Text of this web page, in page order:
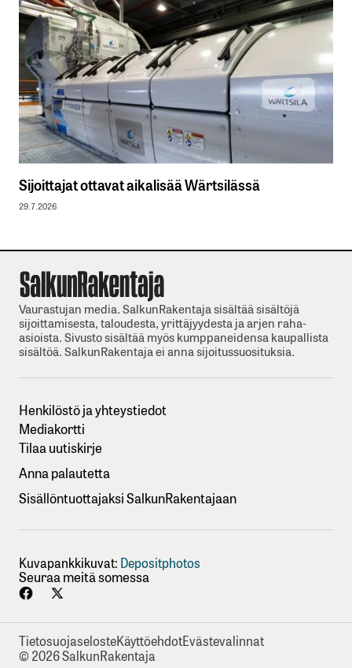
Sijoittajat ottavat aikalisää Wärtsilässä
29.7.2026
Vaurastujan media. SalkunRakentaja sisältää sisältöjä
sijoittamisesta, taloudesta, yrittäjyydesta ja arjen raha-
asioista. Sivusto sisältää myös kumppaneidensa kaupallista
sisältöä. SalkunRakentaja ei anna sijoitussuosituksia.
Henkilöstö ja yhteystiedot
Mediakortti
Tilaa uutiskirje
Anna palautetta
Sisällöntuottajaksi SalkunRakentajaan
Kuvapankkikuvat: Depositphotos
Seuraa meitä somessa
TietosuojaselosteKäyttöehdotEvästevalinnat
© 2026 SalkunRakentaja